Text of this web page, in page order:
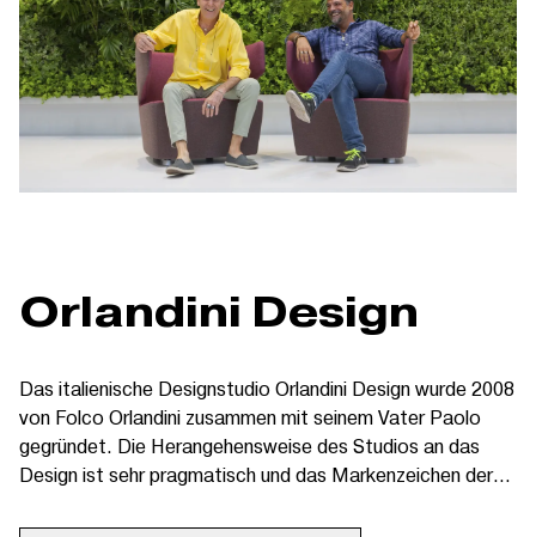
Orlandini Design
Das italienische Designstudio Orlandini Design wurde 2008
von Folco Orlandini zusammen mit seinem Vater Paolo
gegründet. Die Herangehensweise des Studios an das
Design ist sehr pragmatisch und das Markenzeichen der